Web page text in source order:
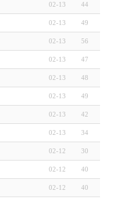
02-13 44
02-13 49
02-13 56
02-13 47
02-13 48
02-13 49
02-13 42
02-13 34
02-12 30
02-12 40
02-12 40